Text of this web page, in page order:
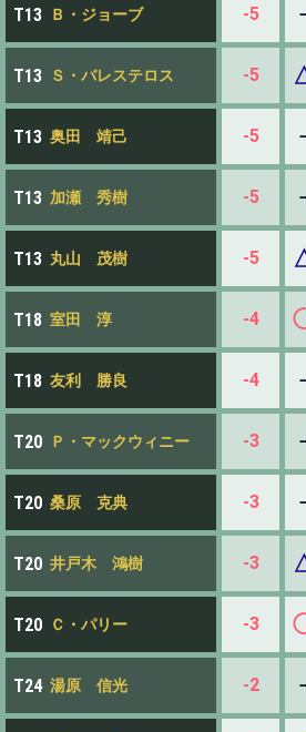
T13 Ｂ・ジョーブ -5
T13 Ｓ・バレステロス -5
T13 奥田 靖己 -5
T13 加瀬 秀樹 -5
T13 丸山 茂樹 -5
T18 室田 淳 -4
T18 友利 勝良 -4
T20 Ｐ・マックウィニー -3
T20 桑原 克典 -3
T20 井戸木 鴻樹 -3
T20 Ｃ・パリー -3
T24 湯原 信光 -2